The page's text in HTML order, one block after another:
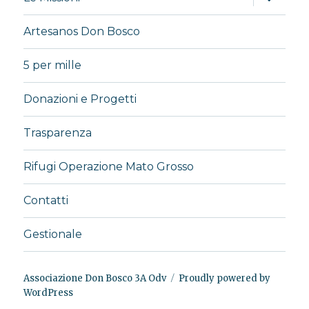
i
menu
Artesanos Don Bosco
5 per mille
Donazioni e Progetti
Trasparenza
Rifugi Operazione Mato Grosso
Contatti
Gestionale
Associazione Don Bosco 3A Odv
Proudly powered by
WordPress